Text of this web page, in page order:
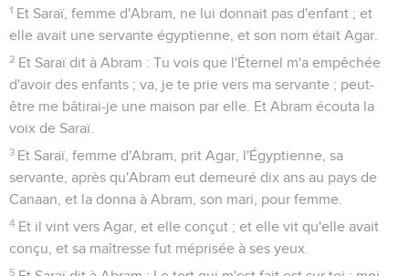
1 Et Saraï, femme d'Abram, ne lui donnait pas d'enfant ; et
elle avait une servante égyptienne, et son nom était Agar.
2 Et Saraï dit à Abram : Tu vois que l'Éternel m'a empêchée
d'avoir des enfants ; va, je te prie vers ma servante ; peut-
être me bâtirai-je une maison par elle. Et Abram écouta la
voix de Saraï.
3 Et Saraï, femme d'Abram, prit Agar, l'Égyptienne, sa
servante, après qu'Abram eut demeuré dix ans au pays de
Canaan, et la donna à Abram, son mari, pour femme.
4 Et il vint vers Agar, et elle conçut ; et elle vit qu'elle avait
conçu, et sa maîtresse fut méprisée à ses yeux.
5